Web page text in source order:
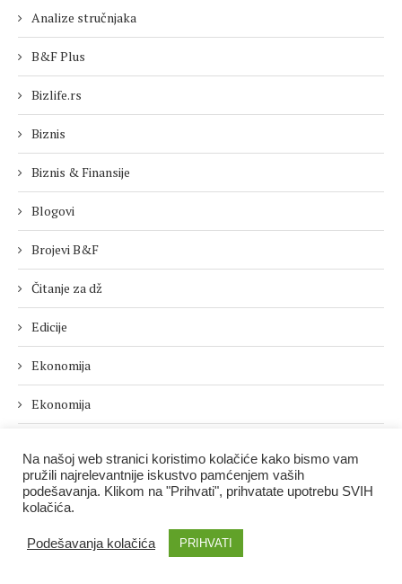
Analize stručnjaka
B&F Plus
Bizlife.rs
Biznis
Biznis & Finansije
Blogovi
Brojevi B&F
Čitanje za dž
Edicije
Ekonomija
Ekonomija
Euractiv
Na našoj web stranici koristimo kolačiće kako bismo vam
pružili najrelevantnije iskustvo pamćenjem vaših
podešavanja. Klikom na "Prihvati", prihvatate upotrebu SVIH
kolačića.
Podešavanja kolačića PRIHVATI